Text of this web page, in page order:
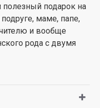
подарок на
маме, папе,
и вообще
рода с двумя